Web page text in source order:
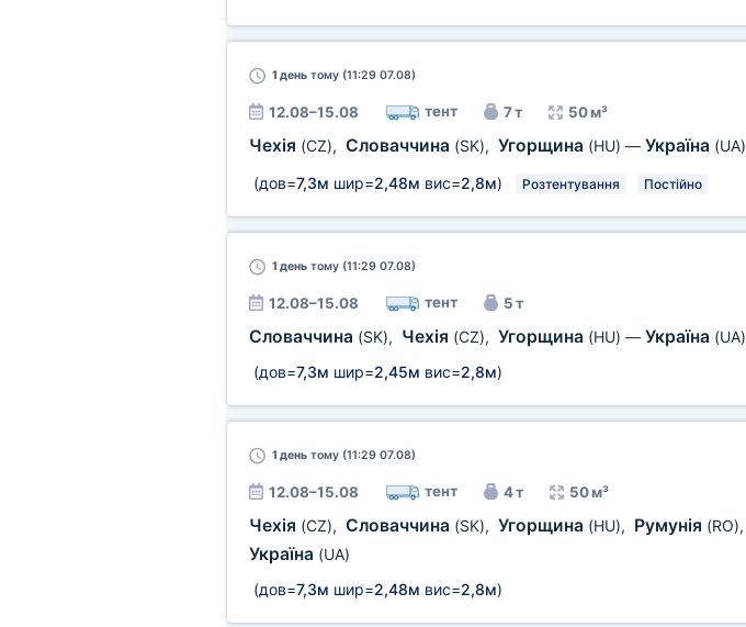
1 деньтому (11:29 07.08)
12.08–15.08 тент 7 т 50 м³
Чехія (CZ), Словаччина (SK), Угорщина (HU) — Україна (UA)
(дов=7,3м шир=2,48м вис=2,8м) Розтентування Постійно
1 деньтому (11:29 07.08)
12.08–15.08 тент 5 т
Словаччина (SK), Чехія (CZ), Угорщина (HU) — Україна (UA)
(дов=7,3м шир=2,45м вис=2,8м)
1 деньтому (11:29 07.08)
12.08–15.08 тент 4 т 50 м³
Чехія (CZ), Словаччина (SK), Угорщина (HU), Румунія (RO),
Україна (UA)
(дов=7,3м шир=2,48м вис=2,8м)